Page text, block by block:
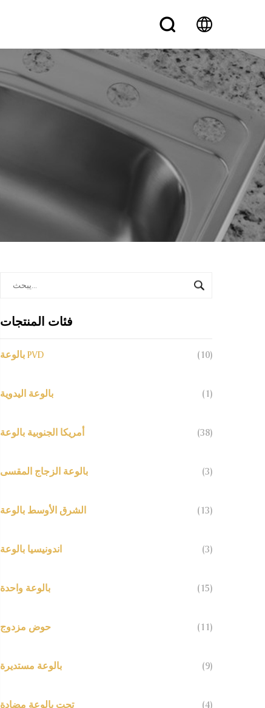
فئات المنتجات
بالوعة PVD (10)
بالوعة اليدوية (1)
أمريكا الجنوبية بالوعة (38)
بالوعة الزجاج المقسى (3)
الشرق الأوسط بالوعة (13)
اندونيسيا بالوعة (3)
بالوعة واحدة (15)
حوض مزدوج (11)
بالوعة مستديرة (9)
تحت بالوعة مضادة (4)